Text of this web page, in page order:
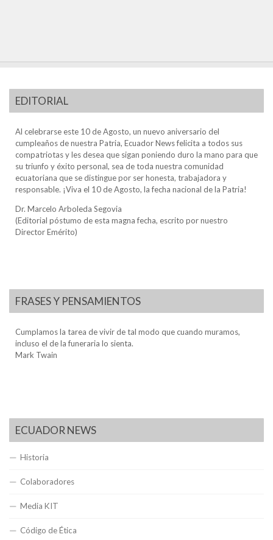
EDITORIAL
Al celebrarse este 10 de Agosto, un nuevo aniversario del
cumpleaños de nuestra Patria, Ecuador News felicita a todos sus
compatriotas y les desea que sigan poniendo duro la mano para que
su triunfo y éxito personal, sea de toda nuestra comunidad
ecuatoriana que se distingue por ser honesta, trabajadora y
responsable. ¡Viva el 10 de Agosto, la fecha nacional de la Patria!
Dr. Marcelo Arboleda Segovia
(Editorial póstumo de esta magna fecha, escrito por nuestro
Director Emérito)
FRASES Y PENSAMIENTOS
Cumplamos la tarea de vivir de tal modo que cuando muramos,
incluso el de la funeraria lo sienta.
Mark Twain
ECUADOR NEWS
Historia
Colaboradores
Media KIT
Código de Ética